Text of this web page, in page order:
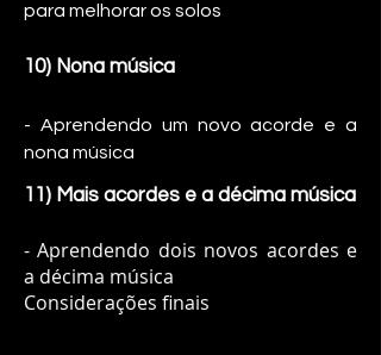
para melhorar os solos
10) Nona música
- Aprendendo um novo acorde e a
nona música
11) Mais acordes e a décima música
- Aprendendo dois novos acordes e
a décima música
Considerações finais